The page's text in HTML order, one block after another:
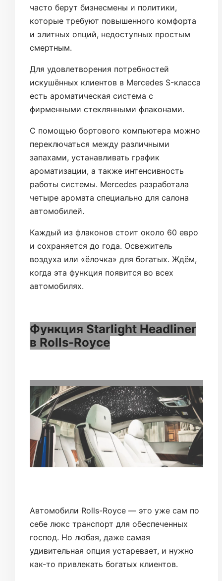
часто берут бизнесмены и политики,
которые требуют повышенного комфорта
и элитных опций, недоступных простым
смертным.
Для удовлетворения потребностей
искушённых клиентов в Mercedes S-класса
есть ароматическая система с
фирменными стеклянными флаконами.
С помощью бортового компьютера можно
переключаться между различными
запахами, устанавливать график
ароматизации, а также интенсивность
работы системы. Mercedes разработала
четыре аромата специально для салона
автомобилей.
Каждый из флаконов стоит около 60 евро
и сохраняется до года. Освежитель
воздуха или «ёлочка» для богатых. Ждём,
когда эта функция появится во всех
автомобилях.
Функция Starlight Headliner
в Rolls-Royce
Автомобили Rolls-Royce — это уже сам по
себе люкс транспорт для обеспеченных
господ. Но любая, даже самая
удивительная опция устаревает, и нужно
как-то привлекать богатых клиентов.